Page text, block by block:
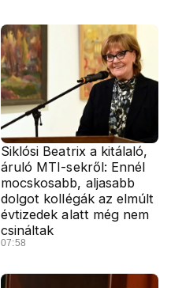
Siklósi Beatrix a kitálaló,
áruló MTI-sekről: Ennél
mocskosabb, aljasabb
dolgot kollégák az elmúlt
évtizedek alatt még nem
csináltak
07:58